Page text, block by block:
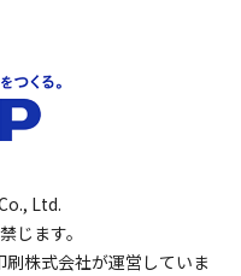
Ltd.
じます。
株式会社が運営していま